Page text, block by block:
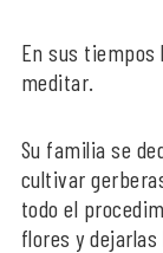
En sus
meditar.
Su familia se
cultivar
todo el
flores y